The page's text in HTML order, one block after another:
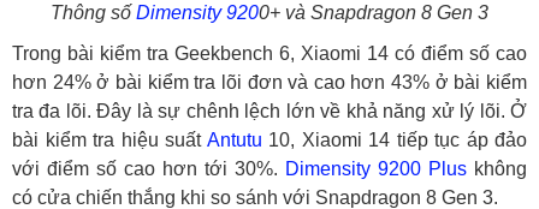
Thông số Dimensity 9200+ và Snapdragon 8 Gen 3
Trong bài kiểm tra Geekbench 6, Xiaomi 14 có điểm số cao
hơn 24% ở bài kiểm tra lõi đơn và cao hơn 43% ở bài kiểm
tra đa lõi. Đây là sự chênh lệch lớn về khả năng xử lý lõi. Ở
bài kiểm tra hiệu suất Antutu 10, Xiaomi 14 tiếp tục áp đảo
với điểm số cao hơn tới 30%. Dimensity 9200 Plus không
có cửa chiến thắng khi so sánh với Snapdragon 8 Gen 3.